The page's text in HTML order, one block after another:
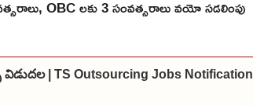
OBC లకు 3 సంవత్సరాలు వయో సడలింపు
| TS Outsourcing Jobs Notification